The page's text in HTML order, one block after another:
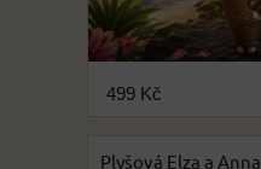
499 Kč
Plyšová Elza a Anna